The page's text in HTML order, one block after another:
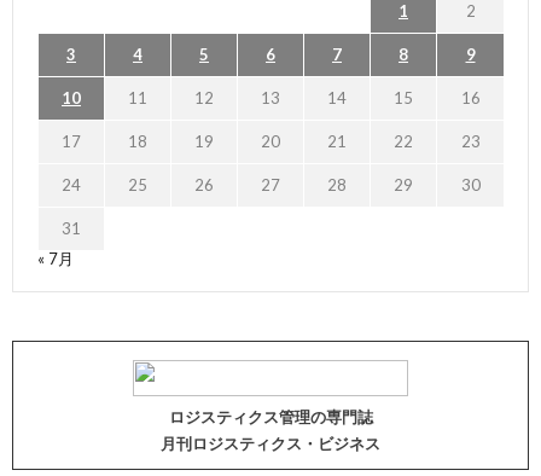
1 2
3 4 5 6 7 8 9
10 11 12 13 14 15 16
17 18 19 20 21 22 23
24 25 26 27 28 29 30
31
« 7月
ロジスティクス管理の専門誌
月刊ロジスティクス・ビジネス